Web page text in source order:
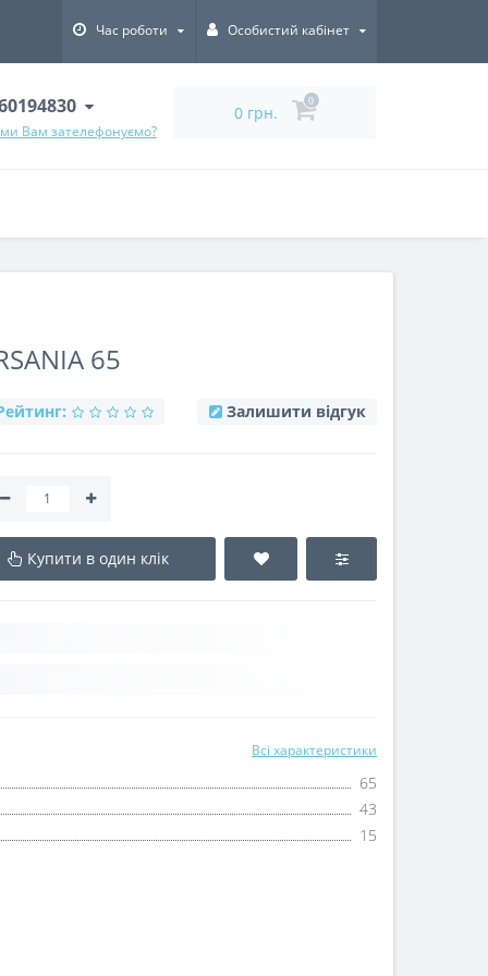
Час роботи Особистий кабінет
Вам зателефонуємо?
0 грн.
0
65
Залишити відгук
Купити в один клік
Всі характеристики
65
43
15